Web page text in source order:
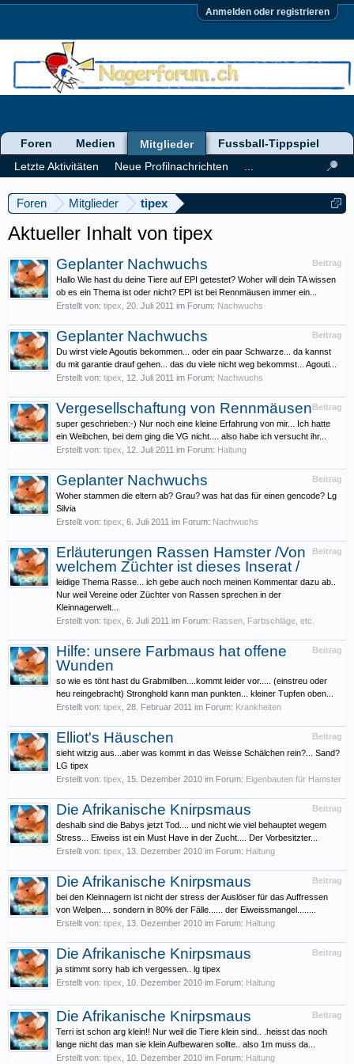
Anmelden oder registrieren
Foren Mitglieder tipex
Aktueller Inhalt von tipex
Beitrag
Geplanter Nachwuchs
Hallo Wie hast du deine Tiere auf EPI getestet? Woher will dein TA wissen
ob es ein Thema ist oder nicht? EPI ist bei Rennmäusen immer ein...
Erstellt von: tipex 20. Juli 2011 im Forum: Nachwuchs
Beitrag
Geplanter Nachwuchs
Du wirst viele Agoutis bekommen... oder ein paar Schwarze... da kannst
du mit garantie drauf gehen... das du viele nicht weg bekommst... Agouti...
Erstellt von: tipex 12. Juli 2011 im Forum: Nachwuchs
Beitrag
Vergesellschaftung von Rennmäusen
super geschrieben:-) Nur noch eine kleine Erfahrung von mir... Ich hatte
ein Weibchen, bei dem ging die VG nicht.... also habe ich versucht ihr...
Erstellt von: tipex 12. Juli 2011 im Forum: Haltung
Beitrag
Geplanter Nachwuchs
Woher stammen die eltern ab? Grau? was hat das für einen gencode? Lg
Silvia
Erstellt von: tipex 6. Juli 2011 im Forum: Nachwuchs
Beitrag
Erläuterungen Rassen Hamster /Von
welchem Züchter ist dieses Inserat /
leidige Thema Rasse... ich gebe auch noch meinen Kommentar dazu ab..
Nur weil Vereine oder Züchter von Rassen sprechen in der
Kleinnagerwelt...
Erstellt von: tipex 6. Juli 2011 im Forum: Rassen, Farbschläge, etc.
Beitrag
Hilfe: unsere Farbmaus hat offene
Wunden
so wie es tönt hast du Grabmilben....kommt leider vor..... (einstreu oder
heu reingebracht) Stronghold kann man punkten... kleiner Tupfen oben...
Erstellt von: tipex 28. Februar 2011 im Forum: Krankheiten
Beitrag
Elliot's Häuschen
sieht witzig aus...aber was kommt in das Weisse Schälchen rein?... Sand?
LG tipex
Erstellt von: tipex 15. Dezember 2010 im Forum: Eigenbauten für Hamster
Beitrag
Die Afrikanische Knirpsmaus
deshalb sind die Babys jetzt Tod.... und nicht wie viel behauptet wegem
Stress... Eiweiss ist ein Must Have in der Zucht.... Der Vorbesitzter...
Erstellt von: tipex 13. Dezember 2010 im Forum: Haltung
Beitrag
Die Afrikanische Knirpsmaus
bei den Kleinnagern ist nicht der stress der Auslöser für das Auffressen
von Welpen.... sondern in 80% der Fälle...... der Eiweissmangel........
Erstellt von: tipex 13. Dezember 2010 im Forum: Haltung
Beitrag
Die Afrikanische Knirpsmaus
ja stimmt sorry hab ich vergessen.. lg tipex
Erstellt von: tipex 10. Dezember 2010 im Forum: Haltung
Beitrag
Die Afrikanische Knirpsmaus
Terri ist schon arg klein!! Nur weil die Tiere klein sind.. .heisst das noch
lange nicht das man sie klein Aufbewaren sollte.. also 1m muss da...
Erstellt von: tipex 10. Dezember 2010 im Forum: Haltung
Foren Medien
Mitglieder
Letzte Aktivitäten
Neue Profilnachrichten
Fussball-Tippspiel